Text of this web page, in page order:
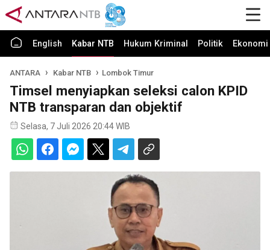
English Kabar NTB Hukum Kriminal Politik
ANTARA Kabar NTB Lombok Timur
Timsel menyiapkan seleksi calon KPID
NTB transparan dan objektif
Selasa, 7 Juli 2026 20:44 WIB